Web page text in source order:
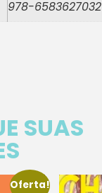
978-6583627032
SUAS
Oferta!